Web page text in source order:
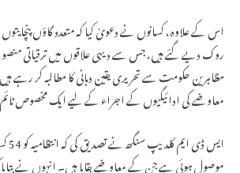
اس کے علاوہ، کسانوں نے دعویٰ کیا کہ متعدد گاؤں
روک دیے گئے ہیں، جس سے دیہی علاقوں میں ترقیاتی
مظاہرین حکومت سے تحریری یقین دہانی کا مطالبہ کر رہے ہیں
معاوضے کی ادائیگیوں کے اجراء کے لیے ایک مخصوص ٹائم
ایس ڈی ایم